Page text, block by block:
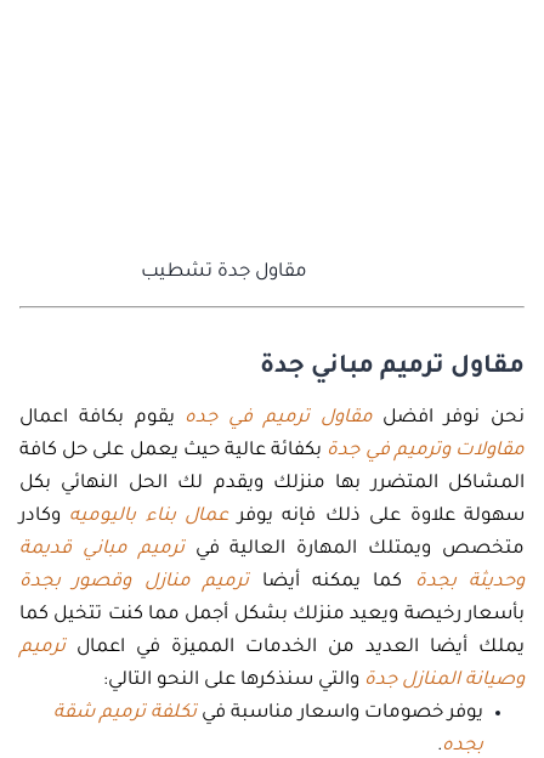
مقاول جدة تشطيب
مقاول ترميم مباني جدة
نحن نوفر افضلمقاول ترميم في جده يقوم بكافة اعمال
مقاولات وترميم في جدة بكفائة عالية حيث يعمل على حل كافة
المشاكل المتضرر بها منزلك ويقدم لك الحل النهائي بكل
سهولة علاوة على ذلك فإنه يوفر عمال بناء باليوميه وكادر
متخصص ويمتلك المهارة العالية فيترميم مباني قديمة
وحديثة بجدة
كما يمكنه أيضا ترميم منازل وقصور بجدة
بأسعار رخيصة ويعيد منزلك بشكل أجمل مما كنت تتخيل كما
يملك أيضا العديد من الخدمات المميزة في اعمال ترميم
وصيانة المنازل جدة والتي سنذكرها على النحو التالي:
يوفر خصومات واسعار مناسبة في تكلفة ترميم شقة
بجده.